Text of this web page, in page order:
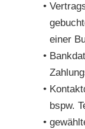
einer
bspw.